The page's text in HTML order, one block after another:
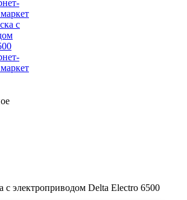
с электроприводом Delta Electro 6500